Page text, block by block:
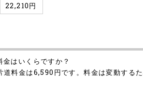
22,210円
はいくらですか？
料金は6,590円です。料金は変動するた